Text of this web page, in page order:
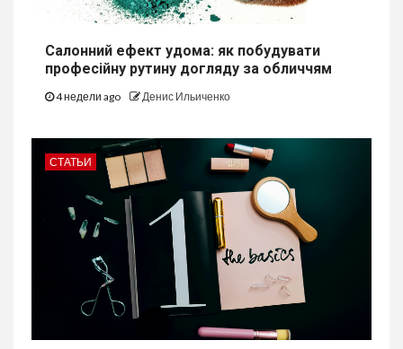
Салонний ефект удома: як побудувати
професійну рутину догляду за обличчям
4 недели ago Денис Ильиченко
СТАТЬИ